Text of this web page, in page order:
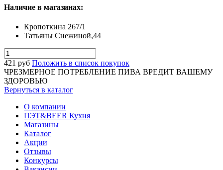
Наличие в магазинах:
Кропоткина 267/1
Татьяны Снежиной,44
421 руб Положить в список покупок
ЧРЕЗМЕРНОЕ ПОТРЕБЛЕНИЕ ПИВА ВРЕДИТ ВАШЕМУ
ЗДОРОВЬЮ
Вернуться в каталог
О компании
ПЭТ&BEER Кухня
Магазины
Каталог
Акции
Отзывы
Конкурсы